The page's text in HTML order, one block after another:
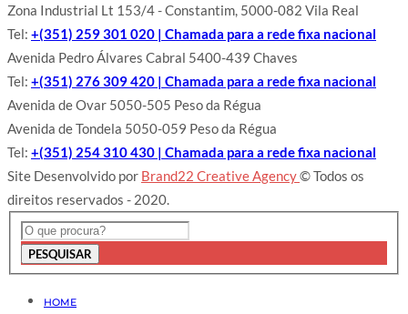
Zona Industrial Lt 153/4 - Constantim, 5000-082 Vila Real
Tel: +(351) 259 301 020 | Chamada para a rede fixa nacional
Avenida Pedro Álvares Cabral 5400-439 Chaves
Tel: +(351) 276 309 420 | Chamada para a rede fixa nacional
Avenida de Ovar 5050-505 Peso da Régua
Avenida de Tondela 5050-059 Peso da Régua
Tel: +(351) 254 310 430 | Chamada para a rede fixa nacional
Site Desenvolvido por Brand22 Creative Agency© Todos os
direitos reservados - 2020.
PESQUISAR
HOME